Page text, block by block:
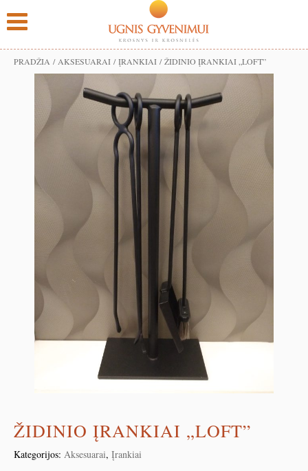
PRADŽIA / AKSESUARAI /ĮRANKIAI / ŽIDINIO ĮRANKIAI „LOFT”
ŽIDINIO ĮRANKIAI „LOFT”
Kategorijos: Aksesuarai, Įrankiai